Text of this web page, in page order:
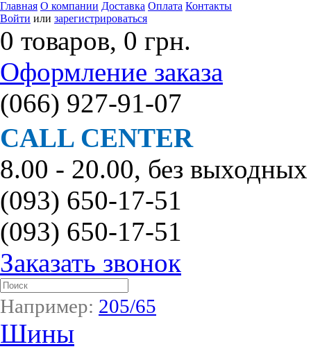
Главная О компании Доставка Оплата Контакты
Войти или зарегистрироваться
0 товаров, 0 грн.
Оформление заказа
(066) 927-91-07
CALL CENTER
8.00 - 20.00, без выходных
(093) 650-17-51
(093) 650-17-51
Заказать звонок
Например: 205/65
Шины